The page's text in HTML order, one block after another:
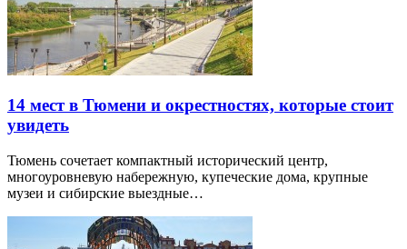
14 мест в Тюмени и окрестностях, которые стоит
увидеть
Тюмень сочетает компактный исторический центр,
многоуровневую набережную, купеческие дома, крупные
музеи и сибирские выездные…